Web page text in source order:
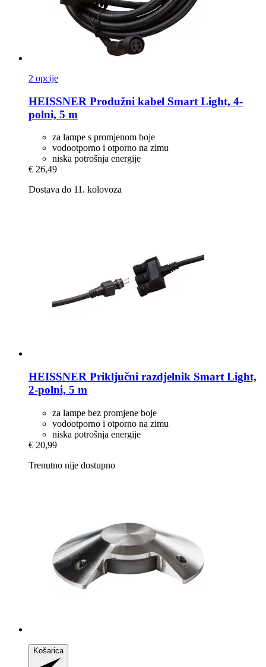
2 opcije
HEISSNER Produžni kabel Smart Light, 4-​
polni, 5 m
za lampe s promjenom boje
vodootporno i otporno na zimu
niska potrošnja energije
€ 26,49
Dostava do 11. kolovoza
HEISSNER Priključni razdjelnik Smart Light,
2-​polni, 5 m
za lampe bez promjene boje
vodootporno i otporno na zimu
niska potrošnja energije
€ 20,99
Trenutno nije dostupno
Košarica